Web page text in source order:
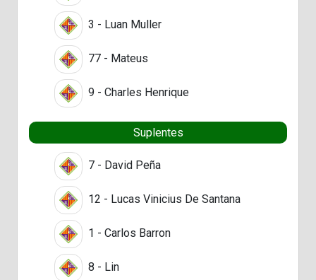
3 - Luan Muller
77 - Mateus
9 - Charles Henrique
Suplentes
7 - David Peña
12 - Lucas Vinicius De Santana
1 - Carlos Barron
8 - Lin